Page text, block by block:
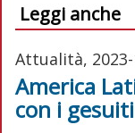
Leggi anche
Attualità,
America
con i gesuiti